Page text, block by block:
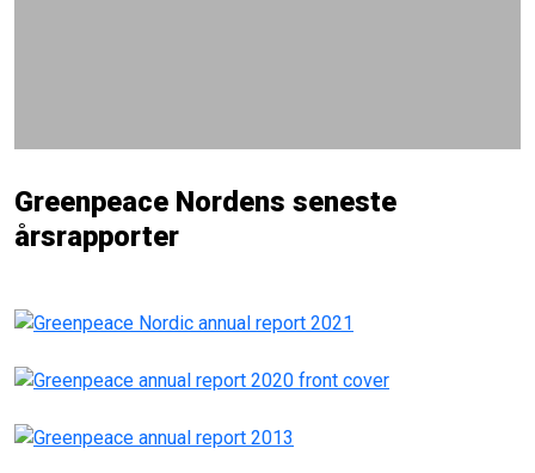
Greenpeace Nordens seneste
årsrapporter